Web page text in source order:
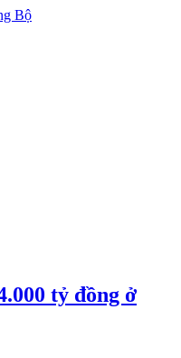
tỷ đồng ở